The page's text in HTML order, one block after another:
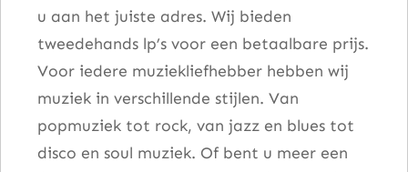
u aan het juiste adres. Wij bieden
tweedehands lp’s voor een betaalbare prijs.
Voor iedere muziekliefhebber hebben wij
muziek in verschillende stijlen. Van
popmuziek tot rock, van jazz en blues tot
disco en soul muziek. Of bent u meer een